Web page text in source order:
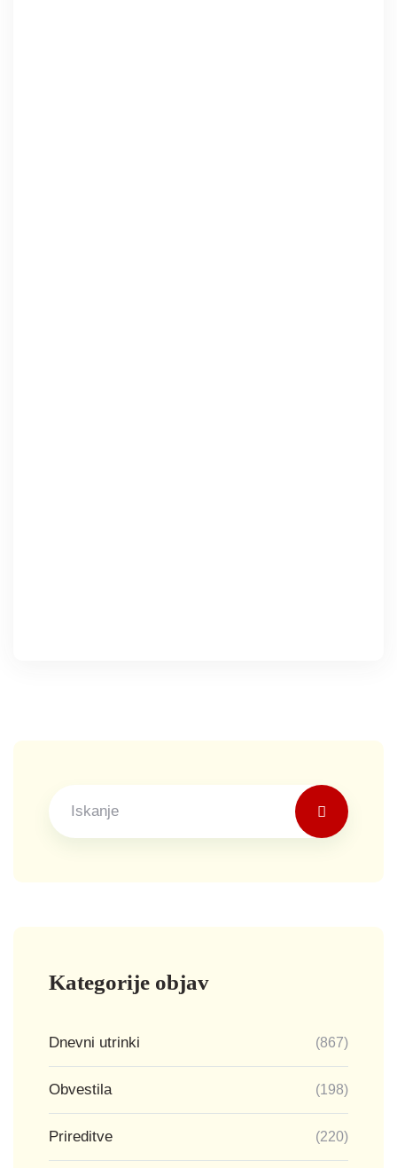
Kategorije objav
Dnevni utrinki (867)
Obvestila (198)
Prireditve (220)